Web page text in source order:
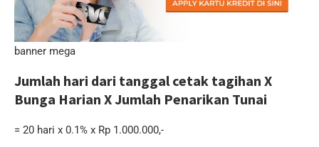
banner mega
Jumlah hari dari tanggal cetak tagihan X
Bunga Harian X Jumlah Penarikan Tunai
= 20 hari x 0.1% x Rp 1.000.000,-